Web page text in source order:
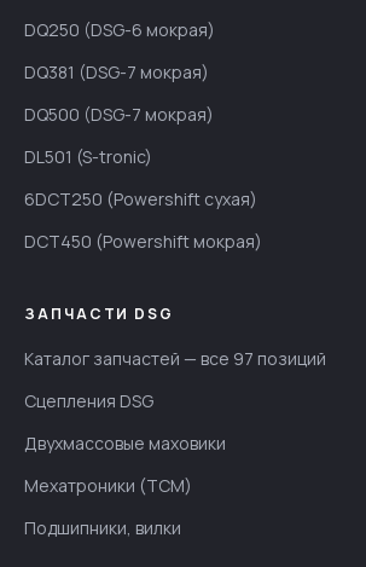
DQ250 (DSG-6 мокрая)
DQ381 (DSG-7 мокрая)
DQ500 (DSG-7 мокрая)
DL501 (S-tronic)
6DCT250 (Powershift сухая)
DCT450 (Powershift мокрая)
ЗАПЧАСТИ DSG
Каталог запчастей — все 97 позиций
Сцепления DSG
Двухмассовые маховики
Мехатроники (TCM)
Подшипники, вилки